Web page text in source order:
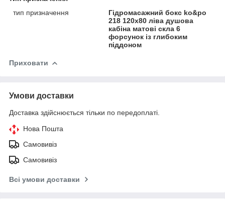
тип призначення
Гідромасажний бокс ko&po
218 120x80 ліва душова
кабіна матові скла 6
форсунок із глибоким
піддоном
Приховати
Умови доставки
Доставка здійснюється тільки по передоплаті.
Нова Пошта
Самовивіз
Самовивіз
Всі умови доставки